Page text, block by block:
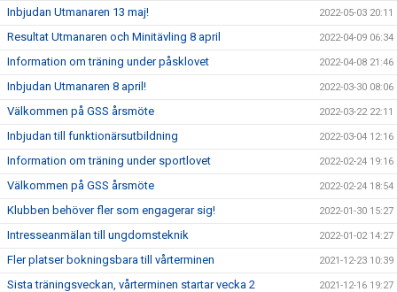
Inbjudan Utmanaren 13 maj! 2022-05-03 20:11
Resultat Utmanaren och Minitävling 8 april 2022-04-09 06:34
Information om träning under påsklovet 2022-04-08 21:46
Inbjudan Utmanaren 8 april! 2022-03-30 08:06
Välkommen på GSS årsmöte 2022-03-22 22:11
Inbjudan till funktionärsutbildning 2022-03-04 12:16
Information om träning under sportlovet 2022-02-24 19:16
Välkommen på GSS årsmöte 2022-02-24 18:54
Klubben behöver fler som engagerar sig! 2022-01-30 15:27
Intresseanmälan till ungdomsteknik 2022-01-02 14:27
Fler platser bokningsbara till vårterminen 2021-12-23 10:39
Sista träningsveckan, vårterminen startar vecka 2 2021-12-16 19:27